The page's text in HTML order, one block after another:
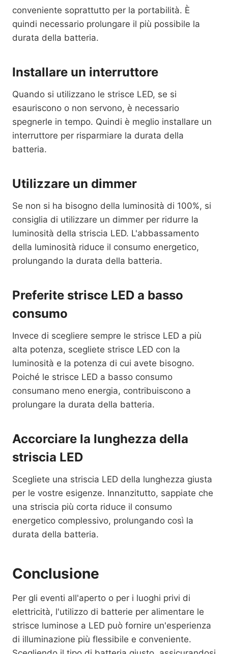
conveniente soprattutto per la portabilità. È
quindi necessario prolungare il più possibile la
durata della batteria.
Installare un interruttore
Quando si utilizzano le strisce LED, se si
esauriscono o non servono, è necessario
spegnerle in tempo. Quindi è meglio installare un
interruttore per risparmiare la durata della
batteria.
Utilizzare un dimmer
Se non si ha bisogno della luminosità di 100%, si
consiglia di utilizzare un dimmer per ridurre la
luminosità della striscia LED. L'abbassamento
della luminosità riduce il consumo energetico,
prolungando la durata della batteria.
Preferite strisce LED a basso
consumo
Invece di scegliere sempre le strisce LED a più
alta potenza, scegliete strisce LED con la
luminosità e la potenza di cui avete bisogno.
Poiché le strisce LED a basso consumo
consumano meno energia, contribuiscono a
prolungare la durata della batteria.
Accorciare la lunghezza della
striscia LED
Scegliete una striscia LED della lunghezza giusta
per le vostre esigenze. Innanzitutto, sappiate che
una striscia più corta riduce il consumo
energetico complessivo, prolungando così la
durata della batteria.
Conclusione
Per gli eventi all'aperto o per i luoghi privi di
elettricità, l'utilizzo di batterie per alimentare le
strisce luminose a LED può fornire un'esperienza
di illuminazione più flessibile e conveniente.